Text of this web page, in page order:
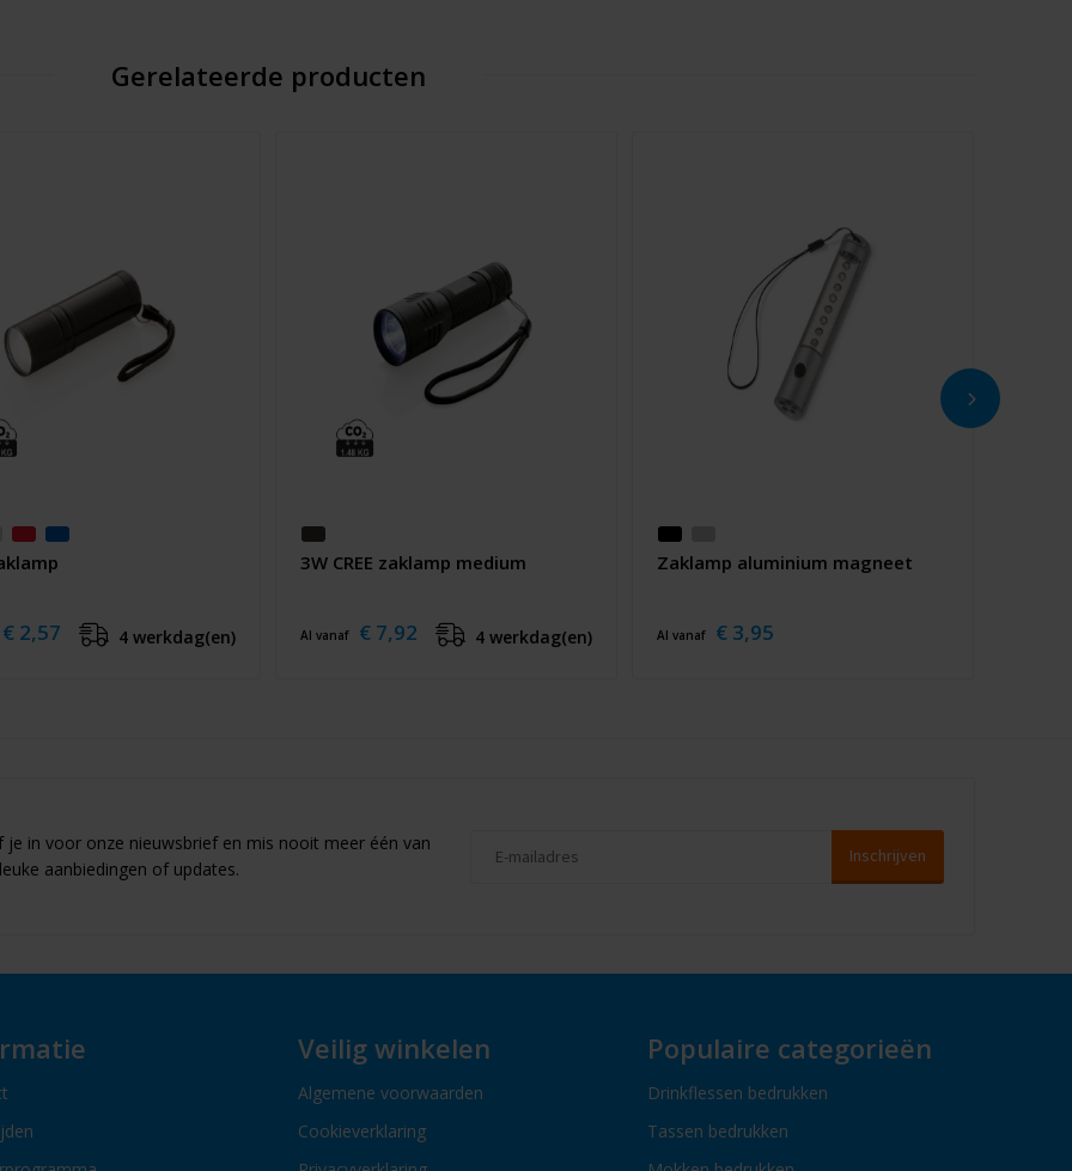
Gerelateerde producten
€ 2,57 4 werkdag(en)
3W CREE zaklamp medium
Al vanaf € 7,92 4 werkdag(en)
Zaklamp aluminium magneet
Al vanaf € 3,95
je in voor onze nieuwsbrief en mis nooit meer één van
aanbiedingen of updates.
Veilig winkelen
Algemene voorwaarden
Cookieverklaring
Populaire categorieën
Drinkflessen bedrukken
Tassen bedrukken